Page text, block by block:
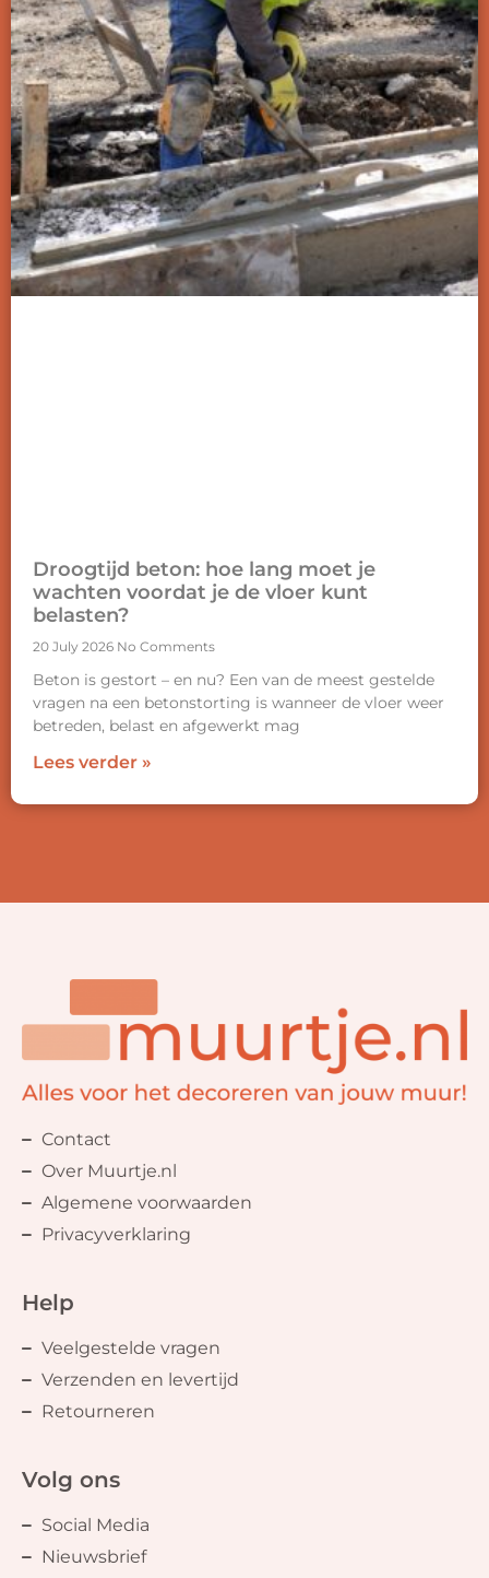
Droogtijd beton: hoe lang moet je
wachten voordat je de vloer kunt
belasten?
20 July 2026 No Comments
Beton is gestort – en nu? Een van de meest gestelde
vragen na een betonstorting is wanneer de vloer weer
betreden, belast en afgewerkt mag
Lees verder »
Contact
Over Muurtje.nl
Algemene voorwaarden
Privacyverklaring
Help
Veelgestelde vragen
Verzenden en levertijd
Retourneren
Volg ons
Social Media
Nieuwsbrief